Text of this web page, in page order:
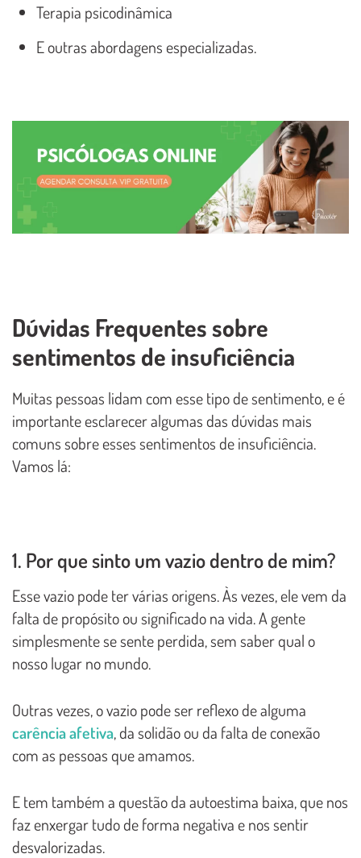
Terapia psicodinâmica
E outras abordagens especializadas.
Dúvidas Frequentes sobre
sentimentos de insuficiência
Muitas pessoas lidam com esse tipo de sentimento, e é
importante esclarecer algumas das dúvidas mais
comuns sobre esses sentimentos de insuficiência.
Vamos lá:
1. Por que sinto um vazio dentro de mim?
Esse vazio pode ter várias origens. Às vezes, ele vem da
falta de propósito ou significado na vida. A gente
simplesmente se sente perdida, sem saber qual o
nosso lugar no mundo.
Outras vezes, o vazio pode ser reflexo de alguma
carência afetiva, da solidão ou da falta de conexão
com as pessoas que amamos.
E tem também a questão da autoestima baixa, que nos
faz enxergar tudo de forma negativa e nos sentir
desvalorizadas.